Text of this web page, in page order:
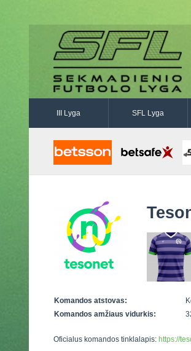
III Lyga SFL Lyga
Komandos atstovas:
Komandos amžiaus vidurkis:
Oficialus komandos tinklalapis: https://